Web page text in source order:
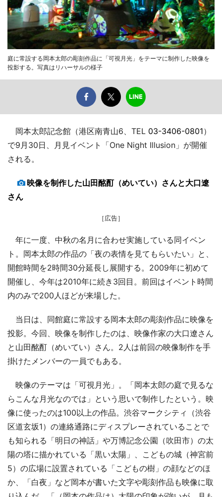
庭に常設する岡本太郎の彫刻作品に「可視月光」をテーマに制作した映像を
投影する。写真はリハーサルの様子
岡本太郎記念館（港区南青山6、TEL 03-3406-0801）
で9月30日、月見イベント「One Night Illusion」が開催
される。
映像を制作した山田酩酊（めいてい）さんと大口遼
さん
［広告］
年に一度、中秋の名月に合わせ実施している同イベン
ト。岡本太郎の作品の「夜の表情を見てもらいたい」と、
開館時間を2時間30分延長し展開する。2009年に初めて
開催し、今年は2010年に続き3回目。前回はイベント時間
内のみで200人ほどが来場した。
当日は、同館庭に常設する岡本太郎の彫刻作品に映像を
投影。今回、映像を制作したのは、映像作家の大口遼さん
と山田酩酊（めいてい）さん。2人は前回の映像制作を手
掛けたメンバーの一員でもある。
映像のテーマは「可視月光」。「岡本太郎の庭で見るな
らこんな月光なのでは」という思いで制作したという。映
像に使ったのは100以上の作品。渋谷マークシティ（渋谷
区道玄坂1）の連絡通路にディスプレーされていることで
も知られる「明日の神話」や万博記念公園（吹田市）の太
陽の塔に描かれている「黒い太陽」、こどもの城（神宮前
5）の広場に設置されている「こどもの樹」の顔などのほ
か、「白夜」など岡本が書いた文字や彫刻作品も映像に取